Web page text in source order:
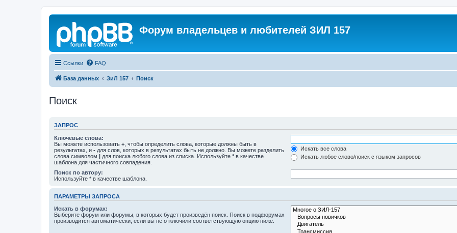
Форум владельцев и любителей ЗИЛ 157
Ссылки FAQ
База данных ЗиЛ 157 Поиск
Поиск
ЗАПРОС
Ключевые слова:
Вы можете использовать + , чтобы определить слова, которые должны быть в
результатах, и - для слов, которых в результатах быть не должно. Вы можете разделить
слова символом | для поиска любого слова из списка. Используйте * в качестве
шаблона для частичного совпадения.
Искать все слова
Искать любое слово/поиск с языком запросов
Поиск по автору:
Используйте * в качестве шаблона.
ПАРАМЕТРЫ ЗАПРОСА
Искать в форумах:
Выберите форум или форумы, в которых будет произведён поиск. Поиск в подфорумах
производится автоматически, если вы не отключили соответствующую опцию ниже.